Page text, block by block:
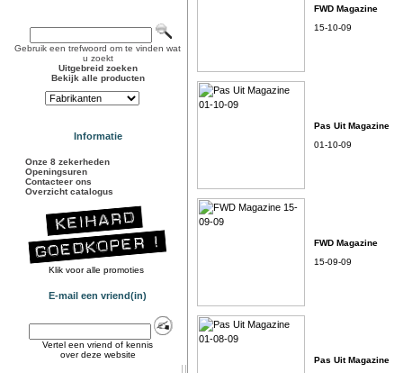
Gebruik een trefwoord om te vinden wat
u zoekt
Uitgebreid zoeken
Bekijk alle producten
Informatie
Onze 8 zekerheden
Openingsuren
Contacteer ons
Overzicht catalogus
Klik voor alle promoties
E-mail een vriend(in)
Vertel een vriend of kennis
over deze website
FWD Magazine
15-10-09
Pas Uit Magazine
01-10-09
FWD Magazine
15-09-09
Pas Uit Magazine